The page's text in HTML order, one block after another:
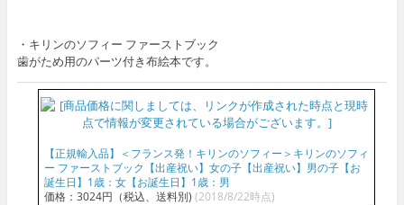
・キリンのソフィー ファーストブック
歯がため用のパーツ付き布絵本です。
【正規輸入品】＜フランス発！キリンのソフィー＞キリンのソフィ
ー ファーストブック【出産祝い】女の子【出産祝い】男の子【お
誕生日】1歳：女【お誕生日】1歳：男
価格：3024円（税込、送料別) (2018/8/22時点)